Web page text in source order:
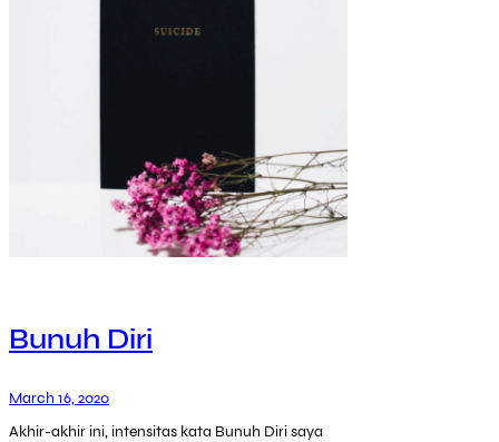
Bunuh Diri
March 16, 2020
Akhir-akhir ini, intensitas kata Bunuh Diri saya